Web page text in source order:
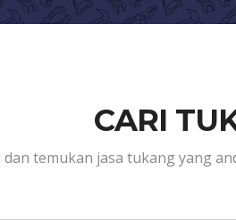
CARI
dan temukan jasa tukang yang